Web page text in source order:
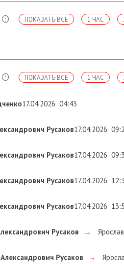
1 ЧАС
ПОКАЗАТЬ ВСЕ
1 ЧАС
ПОКАЗАТЬ ВСЕ
17.04.2026 04:43
Русаков17.04.2026
Русаков17.04.2026
Русаков17.04.2026
Русаков17.04.2026
Русаков →
Русаков →